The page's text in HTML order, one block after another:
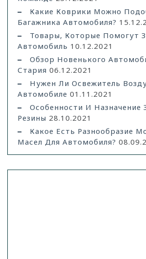
Какие Коврики Можно
Багажника Автомобиля?
Товары, Которые Помогут
Автомобиль 10.12.2021
Обзор Новенького
Стария 06.12.2021
Нужен Ли Освежитель
Автомобиле 01.11.2021
Особенности И Назначение
Резины 28.10.2021
Какое Есть Разнообразие
Масел Для Автомобиля?